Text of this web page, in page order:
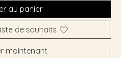
au panier
de souhaits
maintenant